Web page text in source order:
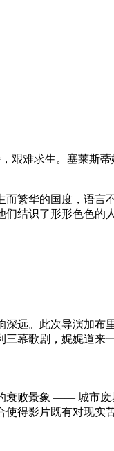
艰难求生。塞莱斯
繁华的国度，语言
结识了形形色色的
远。此次导演加布
幕歌剧，娓娓道来
衰败景象 —— 城市废
得影片既有对现实